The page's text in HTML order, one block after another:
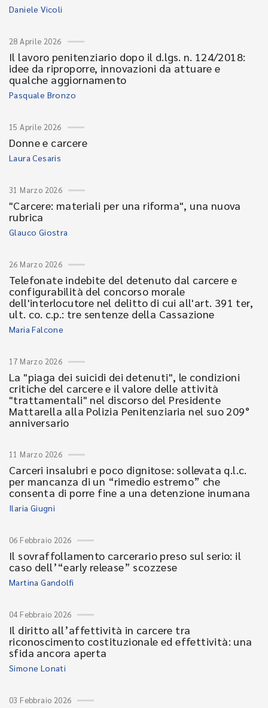
Daniele Vicoli
28 Aprile 2026
Il lavoro penitenziario dopo il d.lgs. n. 124/2018:
idee da riproporre, innovazioni da attuare e
qualche aggiornamento
Pasquale Bronzo
15 Aprile 2026
Donne e carcere
Laura Cesaris
31 Marzo 2026
"Carcere: materiali per una riforma", una nuova
rubrica
Glauco Giostra
26 Marzo 2026
Telefonate indebite del detenuto dal carcere e
configurabilità del concorso morale
dell'interlocutore nel delitto di cui all'art. 391 ter,
ult. co. c.p.: tre sentenze della Cassazione
Maria Falcone
17 Marzo 2026
La "piaga dei suicidi dei detenuti", le condizioni
critiche del carcere e il valore delle attività
"trattamentali" nel discorso del Presidente
Mattarella alla Polizia Penitenziaria nel suo 209°
anniversario
11 Marzo 2026
Carceri insalubri e poco dignitose: sollevata q.l.c.
per mancanza di un “rimedio estremo” che
consenta di porre fine a una detenzione inumana
Ilaria Giugni
06 Febbraio 2026
Il sovraffollamento carcerario preso sul serio: il
caso dell’“early release” scozzese
Martina Gandolfi
04 Febbraio 2026
Il diritto all’affettività in carcere tra
riconoscimento costituzionale ed effettività: una
sfida ancora aperta
Simone Lonati
03 Febbraio 2026